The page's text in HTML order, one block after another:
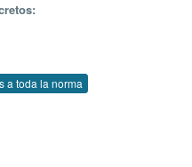
a toda la norma